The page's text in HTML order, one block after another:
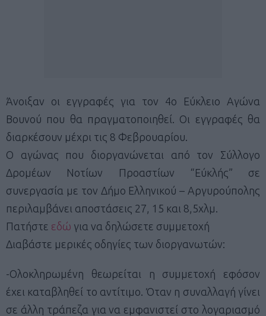
Άνοιξαν οι εγγραφές για τον 4ο Εύκλειο Αγώνα
Βουνού που θα πραγματοποιηθεί. Οι εγγραφές θα
διαρκέσουν μέχρι τις 8 Φεβρουαρίου.
Ο αγώνας που διοργανώνεται από τον Σύλλογο
Δρομέων Νοτίων Προαστίων “Εύκλής” σε
συνεργασία με τον Δήμο Ελληνικού – Αργυρούπολης
περιλαμβάνει αποστάσεις 27, 15 και 8,5χλμ.
Πατήστε εδώ για να δηλώσετε συμμετοχή
Διαβάστε μερικές οδηγίες των διοργανωτών:
-Ολοκληρωμένη θεωρείται η συμμετοχή εφόσον
έχει καταβληθεί το αντίτιμο. Όταν η συναλλαγή γίνει
σε άλλη τράπεζα για να εμφανιστεί στο λογαριασμό